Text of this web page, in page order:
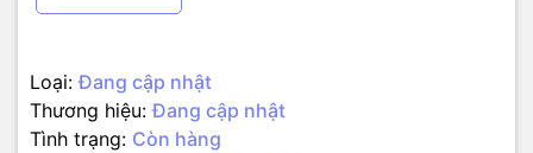
Loại: Đang cập nhật
Thương hiệu: Đang cập nhật
Tình trạng: Còn hàng